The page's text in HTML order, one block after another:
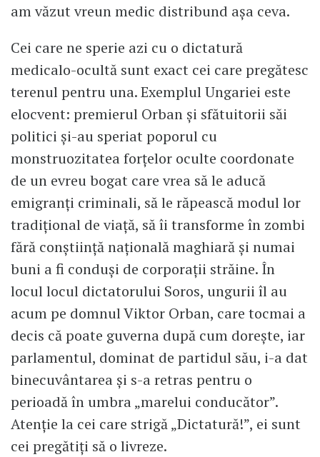
am văzut vreun medic distribund aşa ceva.
Cei care ne sperie azi cu o dictatură
medicalo-ocultă sunt exact cei care pregătesc
terenul pentru una. Exemplul Ungariei este
elocvent: premierul Orban şi sfătuitorii săi
politici şi-au speriat poporul cu
monstruozitatea forţelor oculte coordonate
de un evreu bogat care vrea să le aducă
emigranţi criminali, să le răpească modul lor
tradiţional de viaţă, să îi transforme în zombi
fără conştiinţă naţională maghiară şi numai
buni a fi conduşi de corporaţii străine. În
locul locul dictatorului Soros, ungurii îl au
acum pe domnul Viktor Orban, care tocmai a
decis că poate guverna după cum doreşte, iar
parlamentul, dominat de partidul său, i-a dat
binecuvântarea şi s-a retras pentru o
perioadă în umbra „marelui conducător”.
Atenţie la cei care strigă „Dictatură!”, ei sunt
cei pregătiţi să o livreze.